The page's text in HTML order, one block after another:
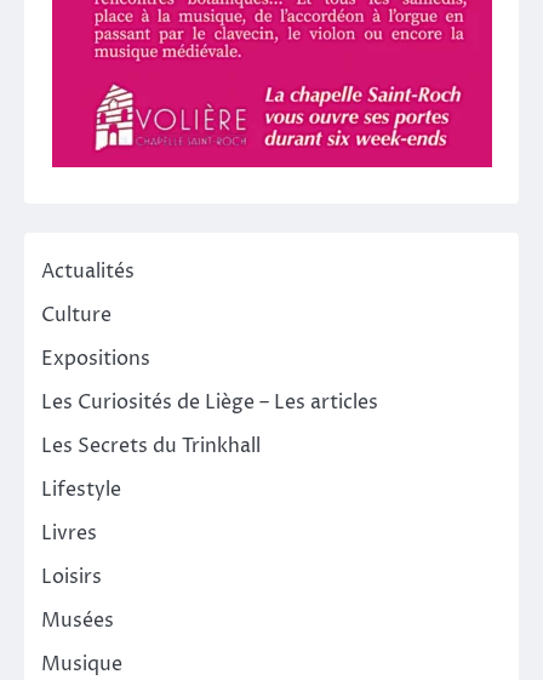
Actualités
Culture
Expositions
Les Curiosités de Liège – Les articles
Les Secrets du Trinkhall
Lifestyle
Livres
Loisirs
Musées
Musique